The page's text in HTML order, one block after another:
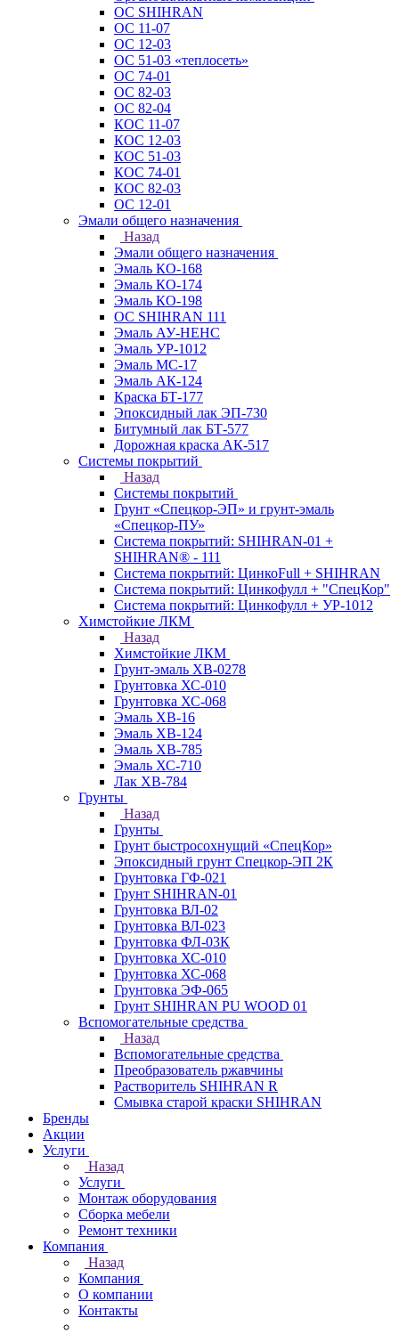
ОС SHIHRAN
ОС 11-07
ОС 12-03
ОС 51-03 «теплосеть»
ОС 74-01
ОС 82-03
ОС 82-04
КОС 11-07
КОС 12-03
КОС 51-03
КОС 74-01
КОС 82-03
ОС 12-01
Эмали общего назначения
Назад
Эмали общего назначения
Эмаль КО-168
Эмаль КО-174
Эмаль КО-198
ОС SHIHRAN 111
Эмаль АУ-НЕНС
Эмаль УР-1012
Эмаль МС-17
Эмаль АК-124
Краска БТ-177
Эпоксидный лак ЭП-730
Битумный лак БТ-577
Дорожная краска АК-517
Системы покрытий
Назад
Системы покрытий
Грунт «Спецкор-ЭП» и грунт-эмаль
«Спецкор-ПУ»
Система покрытий: SHIHRAN-01 +
SHIHRAN® - 111
Система покрытий: ЦинкоFull + SHIHRAN
Система покрытий: Цинкофулл + "СпецКор"
Система покрытий: Цинкофулл + УР-1012
Химстойкие ЛКМ
Назад
Химстойкие ЛКМ
Грунт-эмаль ХВ-0278
Грунтовка ХС-010
Грунтовка ХС-068
Эмаль ХВ-16
Эмаль ХВ-124
Эмаль ХВ-785
Эмаль ХС-710
Лак ХВ-784
Грунты
Назад
Грунты
Грунт быстросохнущий «СпецКор»
Эпоксидный грунт Спецкор-ЭП 2К
Грунтовка ГФ-021
Грунт SHIHRAN-01
Грунтовка ВЛ-02
Грунтовка ВЛ-023
Грунтовка ФЛ-03К
Грунтовка ХС-010
Грунтовка ХС-068
Грунтовка ЭФ-065
Грунт SHIHRAN PU WOOD 01
Вспомогательные средства
Назад
Вспомогательные средства
Преобразователь ржавчины
Растворитель SHIHRAN R
Смывка старой краски SHIHRAN
Бренды
Акции
Услуги
Назад
Услуги
Монтаж оборудования
Сборка мебели
Ремонт техники
Компания
Назад
Компания
О компании
Контакты